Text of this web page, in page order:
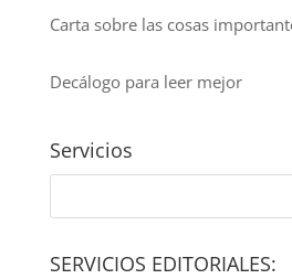
Carta sobre las cosas
Decálogo para leer mejor
Servicios
SERVICIOS EDITORIALES: